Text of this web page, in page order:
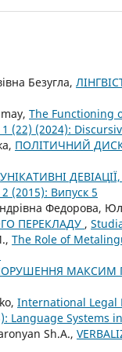
Безугла,
The Functioning
(22) (2024):
ПОЛІТИЧНИЙ
(2015): Випуск 5
Федорова,
ПЕРЕКЛАДУ ,
The Role of
МАКСИМ
International Legal
Language Systems
Sh.A.,